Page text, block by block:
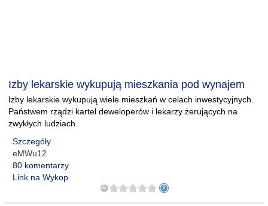
Izby lekarskie wykupują mieszkania pod wynajem
Izby lekarskie wykupują wiele mieszkań w celach inwestycyjnych.
Państwem rządzi kartel deweloperów i lekarzy żerujących na
zwykłych ludziach.
Szczegóły
eMWu12
80 komentarzy
Link na Wykop